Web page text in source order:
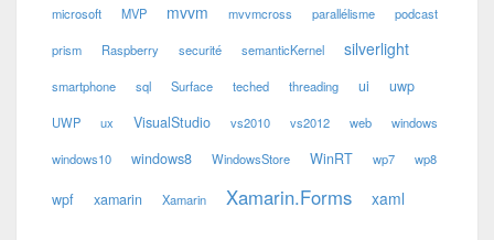
microsoft MVP mvvm mvvmcross parallélisme podcast
prism Raspberry securité semanticKernel silverlight
smartphone sql Surface teched threading ui uwp
UWP ux VisualStudio vs2010 vs2012 web windows
windows10 windows8 WindowsStore WinRT wp7 wp8
wpf xamarin Xamarin Xamarin.Forms xaml